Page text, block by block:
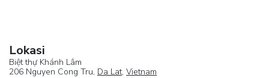
Lokasi
Biệt thự Khánh Lâm
206 Nguyen Cong Tru, Da Lat, Vietnam